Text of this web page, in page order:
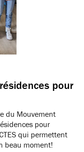
pour
du Mouvement
pour
qui permettent
beau moment!